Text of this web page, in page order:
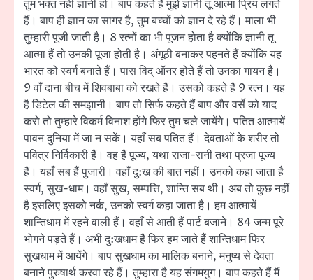
तुम भक्त नहीं ज्ञानी हो। बाप कहते हैं मुझे ज्ञानी तू आत्मा प्रिय लगते
हैं। बाप ही ज्ञान का सागर है, तुम बच्चों को ज्ञान दे रहे हैं। माला भी
तुम्हारी पूजी जाती है। 8 रत्नों का भी पूजन होता है क्योंकि ज्ञानी तू
आत्मा हैं तो उनकी पूजा होती है। अंगूठी बनाकर पहनते हैं क्योंकि यह
भारत को स्वर्ग बनाते हैं। पास विद् ऑनर होते हैं तो उनका गायन है।
9 वाँ दाना बीच में शिवबाबा को रखते हैं। उसको कहते हैं 9 रत्न। यह
है डिटेल की समझानी। बाप तो सिर्फ कहते हैं बाप और वर्से को याद
करो तो तुम्हारे विकर्म विनाश होंगे फिर तुम चले जायेंगे। पतित आत्मायें
पावन दुनिया में जा न सकें। यहाँ सब पतित हैं। देवताओं के शरीर तो
पवित्र निर्विकारी हैं। वह हैं पूज्य, यथा राजा-रानी तथा प्रजा पूज्य
हैं। यहाँ सब हैं पुजारी। वहाँ दु:ख की बात नहीं। उनको कहा जाता है
स्वर्ग, सुख-धाम। वहाँ सुख, सम्पत्ति, शान्ति सब थी। अब तो कुछ नहीं
है इसलिए इसको नर्क, उनको स्वर्ग कहा जाता है। हम आत्मायें
शान्तिधाम में रहने वाली हैं। वहाँ से आती हैं पार्ट बजाने। 84 जन्म पूरे
भोगने पड़ते हैं। अभी दु:खधाम है फिर हम जाते हैं शान्तिधाम फिर
सुखधाम में आयेंगे। बाप सुखधाम का मालिक बनाने, मनुष्य से देवता
बनाने पुरुषार्थ करवा रहे हैं। तुम्हारा है यह संगमयुग। बाप कहते हैं मैं